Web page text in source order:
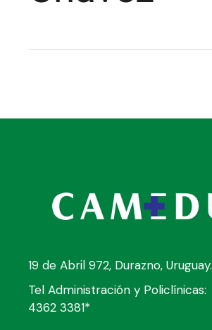
19 de Abril 972, Durazno, Uruguay.
Tel Administración y Policlínicas:
4362 3381*